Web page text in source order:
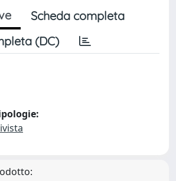
Scheda completa
(DC)